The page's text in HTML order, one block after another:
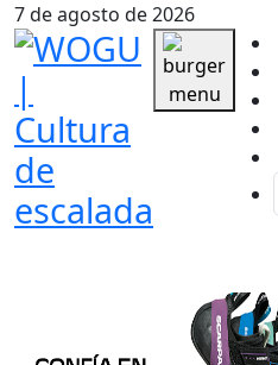
7 de agosto de 2026